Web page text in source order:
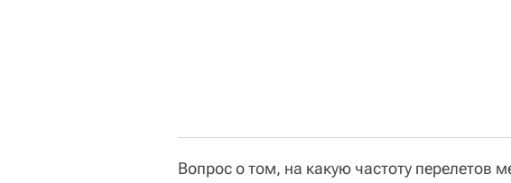
Вопрос о том, на какую частоту перелетов